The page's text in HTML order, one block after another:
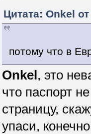
Цитата: Onkel
потому что в
Onkel, это
что паспорт
страницу,
упаси,